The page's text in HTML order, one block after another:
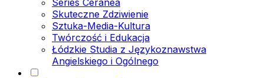
Series Ceranea
Skuteczne Zdziwienie
Sztuka-Media-Kultura
Twórczość i Edukacja
Łódzkie Studia z Językoznawstwa
Angielskiego i Ogólnego